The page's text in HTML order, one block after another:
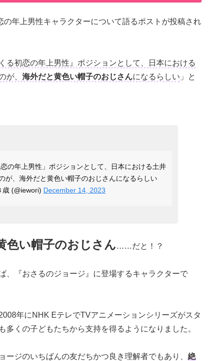
の年上男性キャラクターについて語るポストが投稿され
る初恋の年上男性』ポジションとして、日本における
が、 海外だと黄色い帽子のおじさんになるらしい 」と
恋の年上男性」ポジションとして、日本における土井
が、海外だと黄色い帽子のおじさんになるらしい
(@iewori) December 14, 2023
色い帽子のおじさん……だと！？
、『おさるのジョージ』に登場するキャラクターで
年にNHK EテレでTVアニメーションシリーズがスタ
多くの子どもたちから支持を得るようになりました。
ージのいちばんの友だちかつ良き理解者でもあり、 絶